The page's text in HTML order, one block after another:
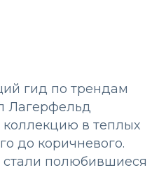
гид по трендам
Лагерфельд
в теплых
до коричневого.
стали полюбившиеся